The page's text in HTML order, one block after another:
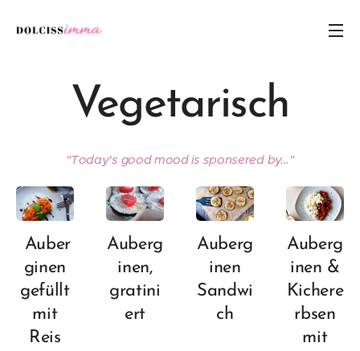
Vegetarisch
"Today's good mood is sponsered by..."
Auber
ginen
gefüllt
mit
Reis
Auberg
inen,
gratini
ert
Auberg
inen
Sandwi
ch
Auberg
inen &
Kichere
rbsen
mit